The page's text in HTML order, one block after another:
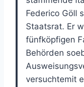
Federico Göll
Staatsrat. Er
fünfköpfigen
Behörden
versuchtemit